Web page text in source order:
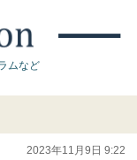
ムなど
2023年11月9日 9:22